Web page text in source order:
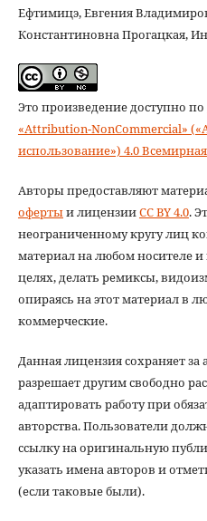
Ефтимицэ, Евгения
Константиновна Прогацкая,
Это произведение доступно по
«Attribution-NonCommercial»
использование») 4.0 Всемирная
Авторы предоставляют
офертыи лицензииCC BY 4.0.
неограниченному кругу лиц
материал на любом носителе
целях, делать ремиксы,
опираясь на этот материал в
коммерческие.
Данная лицензия сохраняет
разрешает другим свободно
адаптировать работу при
авторства. Пользователи
ссылку на оригинальную
указать имена авторов и
(если таковые были).